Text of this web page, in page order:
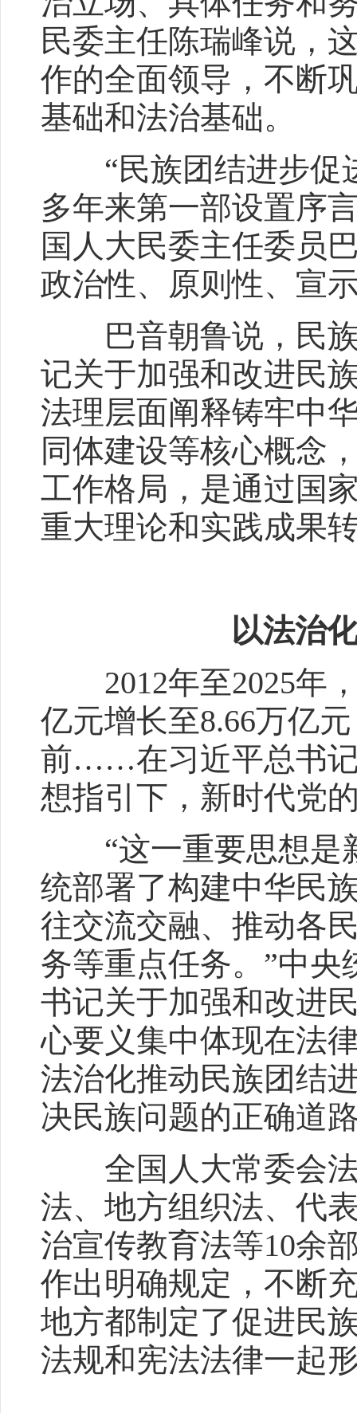
民委主任陈瑞峰说，
作的全面领导，不断
基础和法治基础。
“民族团结进步促
多年来第一部设置序
国人大民委主任委员
政治性、原则性、宣
巴音朝鲁说，民族
记关于加强和改进民
法理层面阐释铸牢中
同体建设等核心概念
工作格局，是通过国
重大理论和实践成果
以法治
2012年至2025年，
亿元增长至8.66万亿
前……在习近平总书记
想指引下，新时代党
“这一重要思想是
统部署了构建中华民
往交流交融、推动各
务等重点任务。”中
书记关于加强和改进
心要义集中体现在法
法治化推动民族团结
决民族问题的正确道
全国人大常委会法
法、地方组织法、代
治宣传教育法等10余
作出明确规定，不断
地方都制定了促进民
法规和宪法法律一起